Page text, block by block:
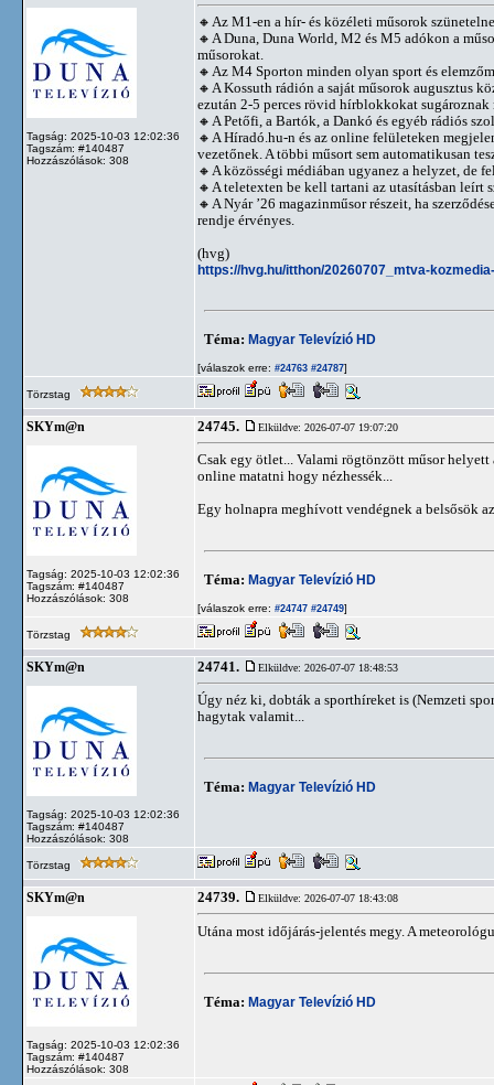
Tagság: 2025-10-03 12:02:36
Tagszám: #140487
Hozzászólások: 308
🔸Az M1-en a hír- és közéleti műsorok
🔸A Duna, Duna World, M2 és M5 adókon a
műsorokat.
🔸Az M4 Sporton minden olyan sport és
🔸A Kossuth rádión a saját műsorok augusztus
ezután 2-5 perces rövid hírblokkokat
🔸A Petőfi, a Bartók, a Dankó és egyéb rádiós
🔸A Híradó.hu-n és az online felületeken
vezetőnek. A többi műsort sem automatikusan
🔸A közösségi médiában ugyanez a helyzet, de
🔸A teletexten be kell tartani az utasításban leírt
🔸A Nyár ’26 magazinműsor részeit, ha
rendje érvényes.
(hvg)
https://hvg.hu/itthon/20260707_mtva-
Téma: Magyar Televízió HD
[válaszok erre: #24763 #24787]
Törzstag
SKYm@n
Tagság: 2025-10-03 12:02:36
Tagszám: #140487
Hozzászólások: 308
24745. Elküldve: 2026-07-07 19:07:20
Csak egy ötlet... Valami rögtönzött műsor
online matatni hogy nézhessék...
Egy holnapra meghívott vendégnek a belsősök
Téma: Magyar Televízió HD
[válaszok erre: #24747 #24749]
Törzstag
SKYm@n
Tagság: 2025-10-03 12:02:36
Tagszám: #140487
Hozzászólások: 308
24741. Elküldve: 2026-07-07 18:48:53
Úgy néz ki, dobták a sporthíreket is (Nemzeti
hagytak valamit...
Téma: Magyar Televízió HD
Törzstag
SKYm@n
Tagság: 2025-10-03 12:02:36
Tagszám: #140487
Hozzászólások: 308
24739. Elküldve: 2026-07-07 18:43:08
Utána most időjárás-jelentés megy. A
Téma: Magyar Televízió HD